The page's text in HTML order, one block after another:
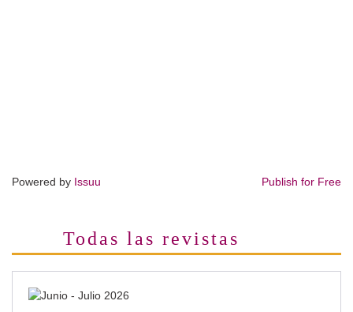
Powered by Issuu Publish for Free
Todas las revistas